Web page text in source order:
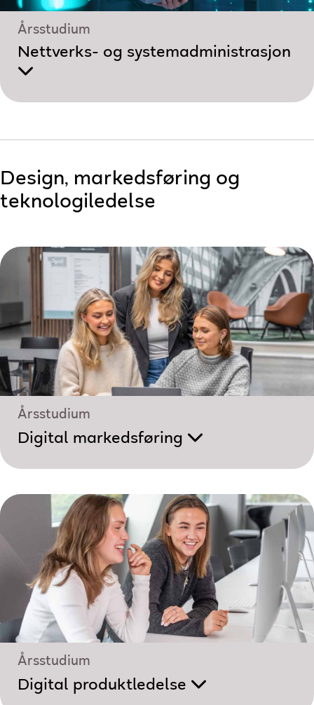
Årsstudium
Nettverks- og system­administrasjon
Design, markedsføring og
teknologiledelse
Årsstudium
Digital markedsføring
Årsstudium
Digital produktledelse